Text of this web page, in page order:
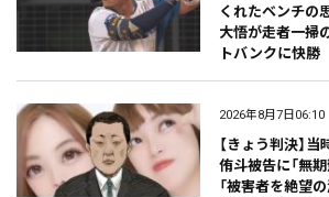
くれたベンチの
大悟が走者一掃
トバンクに快勝
2026年8月7日06:10
【きょう判決】
侑斗被告に「無
「被害者を絶望